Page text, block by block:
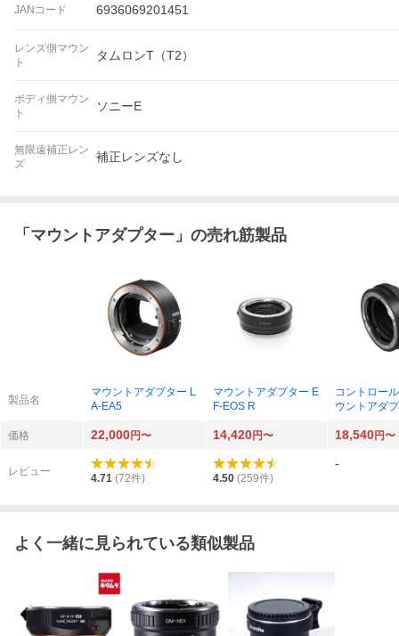
JANコード 6936069201451
レンズ側マウン
ト
タムロンT（T2）
ボディ側マウン
ト
ソニーE
無限遠補正レン
ズ
補正レンズなし
「 マウントアダプター 」の売れ筋製品
製品名
マウントアダプター L
A-EA5
マウントアダプター E
F-EOS R
コントロー
ウントアダ
価格
22,000円〜 14,420円〜 18,540円〜
レビュー
4.71 (72件) 4.50 (259件)
-
よく一緒に見られている類似製品